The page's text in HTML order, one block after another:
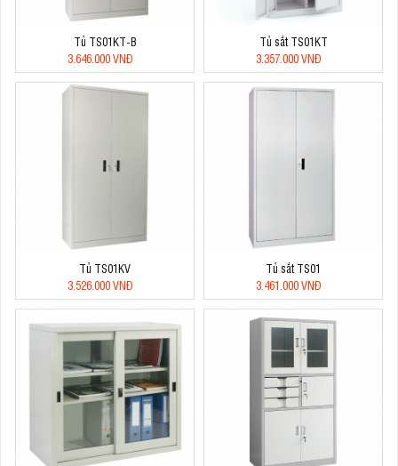
Tủ TS01KT-B
3.646.000 VNĐ
Tủ sắt TS01KT
3.357.000 VNĐ
Tủ TS01KV
3.526.000 VNĐ
Tủ sắt TS01
3.461.000 VNĐ